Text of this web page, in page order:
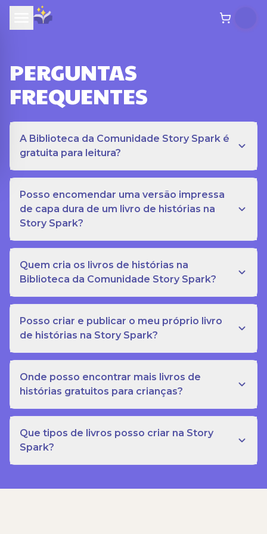
PERGUNTAS
FREQUENTES
A Biblioteca da Comunidade Story Spark é
gratuita para leitura?
Posso encomendar uma versão impressa
de capa dura de um livro de histórias na
Story Spark?
Quem cria os livros de histórias na
Biblioteca da Comunidade Story Spark?
Posso criar e publicar o meu próprio livro
de histórias na Story Spark?
Onde posso encontrar mais livros de
histórias gratuitos para crianças?
Que tipos de livros posso criar na Story
Spark?